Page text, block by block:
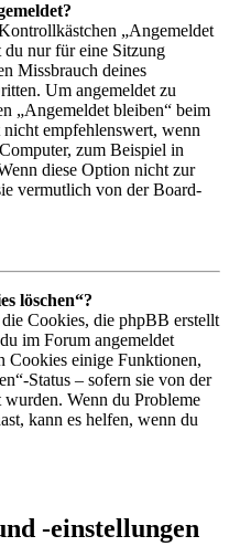
„Angemeldet
nur für eine Sitzung
Missbrauch deines
Um angemeldet zu
„Angemeldet bleiben“ beim
empfehlenswert, wenn
zum Beispiel in
diese Option nicht zur
vermutlich von der Board-
löschen“?
Cookies, die phpBB erstellt
im Forum angemeldet
Cookies einige Funktionen,
Status – sofern sie von der
Wenn du Probleme
kann es helfen, wenn du
-einstellungen